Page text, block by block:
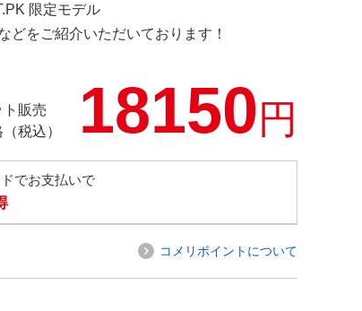
限定モデル
どをご紹介いただいております！
ト販売
税込）
18150円
でお支払いで
コメリポイントについて